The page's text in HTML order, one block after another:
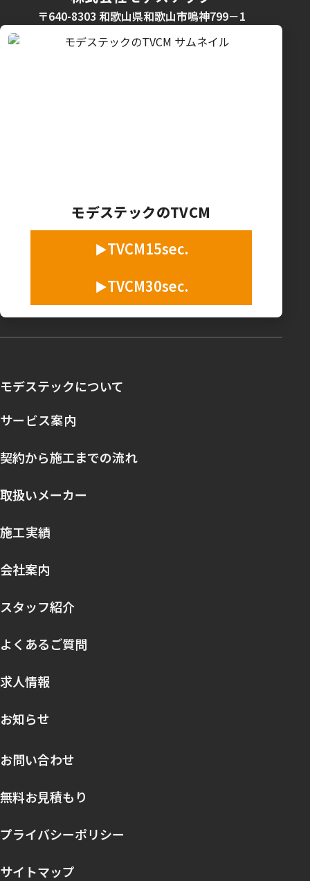
〒640-8303 和歌山県和歌山市鳴神799－1
モデステックのTVCM
TVCM15sec.
TVCM30sec.
モデステックについて
サービス案内
契約から施工までの流れ
取扱いメーカー
施工実績
会社案内
スタッフ紹介
よくあるご質問
求人情報
お知らせ
お問い合わせ
無料お見積もり
プライバシーポリシー
サイトマップ